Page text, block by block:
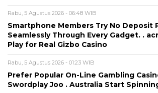
Rabu, 5 Agustus 2026 - 06:48 WIB
Smartphone Members Try No Deposit
Seamlessly Through Every Gadget. .
Play for Real Gizbo Casino
Rabu, 5 Agustus 2026 - 01:23 WIB
Prefer Popular On-Line Gambling
Swordplay Joo . Australia Start